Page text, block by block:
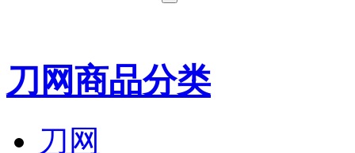
刀网商品分类
刀网